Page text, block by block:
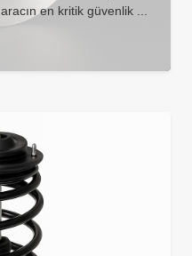
en kritik güvenlik ...